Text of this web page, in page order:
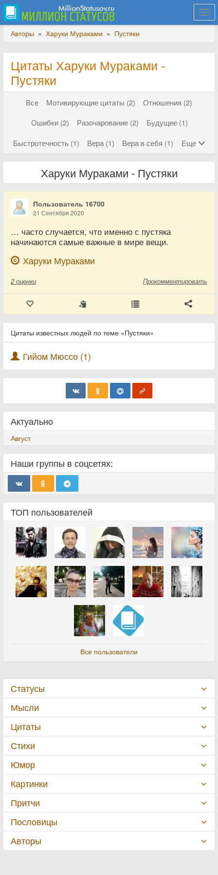
Авторы » Харуки Мураками » Пустяки
Цитаты Харуки Мураками -
Пустяки
Все Мотивирующие цитаты (2)
Отношения (2)
Ошибки (2)
Разочарование (2)
Будущее (1)
Быстротечность (1)
Вера (1) Вера в себя (1) Еще
Харуки Мураками - Пустяки
Пользователь 16700
21 Сентября 2020
… часто случается, что именно с пустяка
начинаются самые важные в мире вещи.
Харуки Мураками
2 оценки Прокомментировать
Цитаты известных людей по теме «Пустяки»
Гийом Мюссо (1)
Актуально
Август
Наши группы в соцсетях:
ТОП пользователей
Все пользователи
Статусы
Мысли
Цитаты
Стихи
Юмор
Картинки
Притчи
Пословицы
Авторы